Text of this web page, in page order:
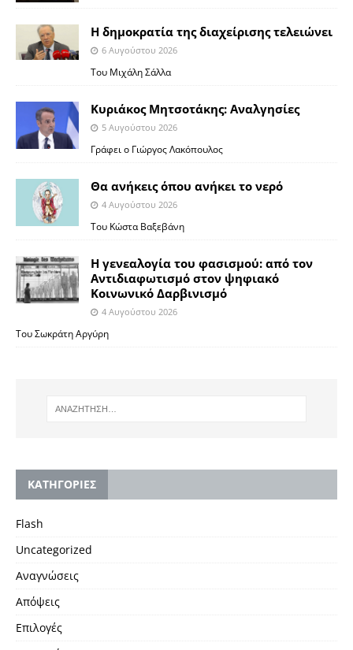
Η δημοκρατία της διαχείρισης τελειώνει
6 Αυγούστου 2026
Του Μιχάλη Σάλλα
Κυριάκος Μητσοτάκης: Αναλγησίες
5 Αυγούστου 2026
Γράφει ο Γιώργος Λακόπουλος
Θα ανήκεις όπου ανήκει το νερό
4 Αυγούστου 2026
Του Κώστα Βαξεβάνη
Η γενεαλογία του φασισμού: από τον
Αντιδιαφωτισμό στον ψηφιακό
Κοινωνικό Δαρβινισμό
4 Αυγούστου 2026
Του Σωκράτη Αργύρη
KΑΤΗΓΟΡΙΕΣ
Flash
Uncategorized
Αναγνώσεις
Απόψεις
Επιλογές